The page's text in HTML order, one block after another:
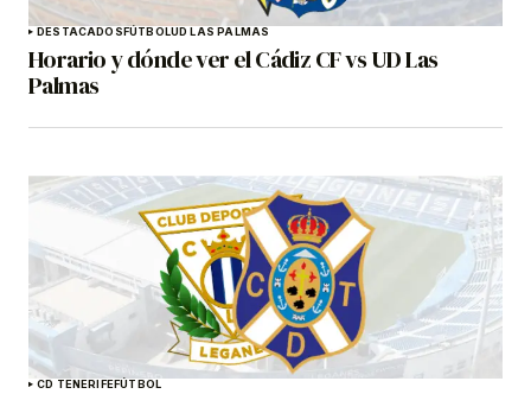
DESTACADOSFÚTBOLUD LAS PALMAS
Horario y dónde ver el Cádiz CF vs UD Las
Palmas
CD TENERIFEFÚTBOL